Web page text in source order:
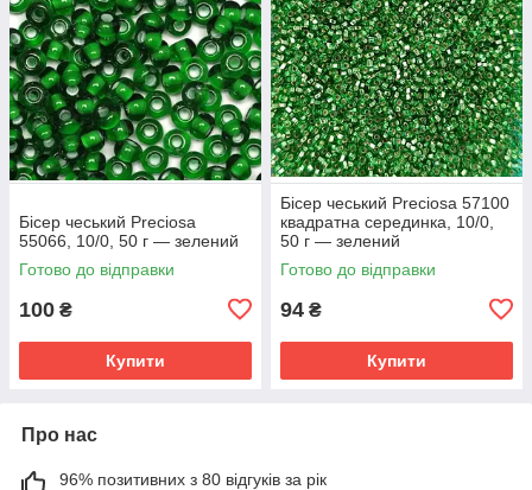
Бісер чеський Preciosa
55066, 10/0, 50 г — зелений
Готово до відправки
100 ₴
Купити
Бісер чеський Preciosa 57100
квадратна серединка, 10/0,
50 г — зелений
Готово до відправки
94 ₴
Купити
Про нас
96% позитивних з 80 відгуків за рік